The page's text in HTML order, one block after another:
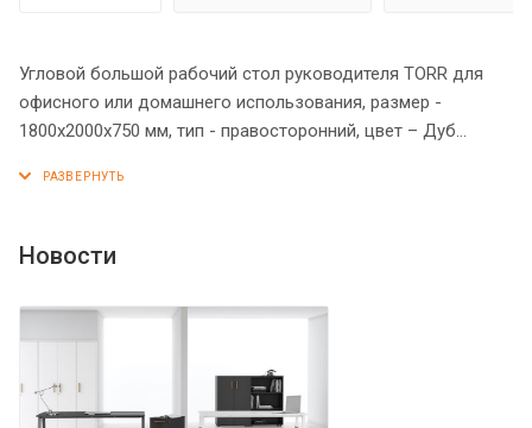
Угловой большой рабочий стол руководителя TORR для
офисного или домашнего использования, размер -
1800х2000х750 мм, тип - правосторонний, цвет – Дуб
увеличенной ширины из ЛДСП 38 мм, которые
опорами установлены специальные проставки, что
внутри кромки, что придает ей 3D эффект. Торцы
дополнительных элементов надежно защищены кромкой
Новости